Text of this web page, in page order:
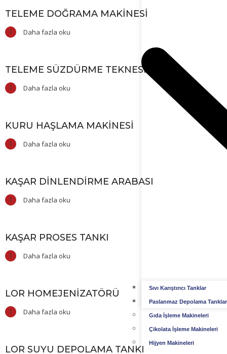
Sıvı Karıştırıcı Tanklar
Paslanmaz Depolama
Gıda İşleme Makineleri
Çikolata İşleme Makineleri
Hijyen Makineleri
TELEME DOĞRAMA MAKINESI
Daha fazla oku
TELEME SÜZDÜRME TEKNESI
Daha fazla oku
KURU HAŞLAMA MAKINESI
Daha fazla oku
KAŞAR DINLENDIRME ARABASI
Daha fazla oku
KAŞAR PROSES TANKI
Daha fazla oku
LOR HOMEJENIZATÖRÜ
Daha fazla oku
LOR SUYU DEPOLAMA TANKI